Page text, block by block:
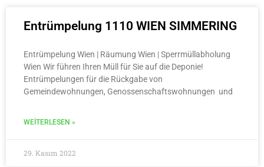
Entrümpelung 1110 WIEN SIMMERING
Entrümpelung Wien | Räumung Wien | Sperrmüllabholung
Wien Wir führen Ihren Müll für Sie auf die Deponie!
Entrümpelungen für die Rückgabe von
Gemeindewohnungen, Genossenschaftswohnungen und
WEITERLESEN »
29. Kasım 2022